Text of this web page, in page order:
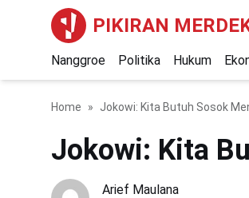
PIKIRAN
Nanggroe Politika Hukum
Home Jokowi: Kita Butuh Sosok
Jokowi: Kita
Arief Maulana